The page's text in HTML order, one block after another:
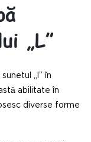
„L”
„l” în
abilitate în
diverse forme